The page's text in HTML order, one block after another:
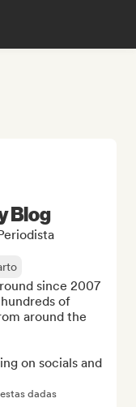
Blog
since 2007
of
around the
on socials and
dadas